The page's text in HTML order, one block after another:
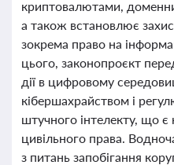
криптовалютами,
а також встановлює
зокрема право на
цього, законопроєкт
дії в цифровому
кібершахрайством і
штучного інтелекту, що є
цивільного права.
з питань запобігання